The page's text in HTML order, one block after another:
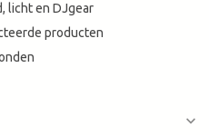
licht en DJgear
producten